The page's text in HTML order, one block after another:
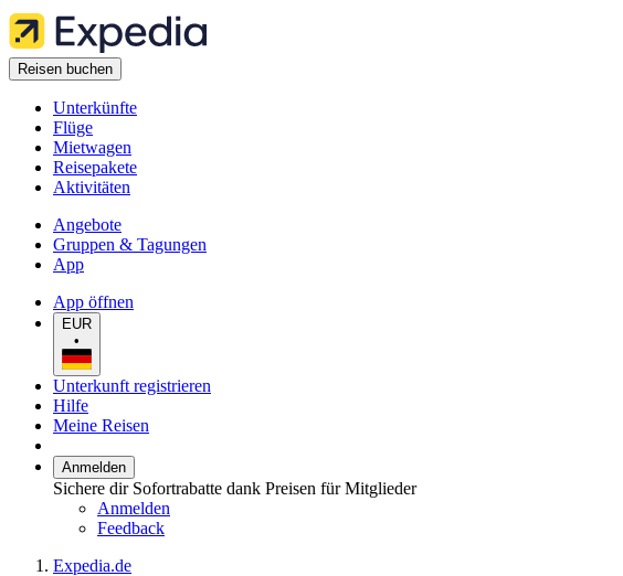
Reisen buchen
Unterkünfte
Flüge
Mietwagen
Reisepakete
Aktivitäten
Angebote
Gruppen & Tagungen
App
App öffnen
EUR
•
Unterkunft registrieren
Hilfe
Meine Reisen
Anmelden
Sichere dir Sofortrabatte dank Preisen für Mitglieder
Anmelden
Feedback
Expedia.de